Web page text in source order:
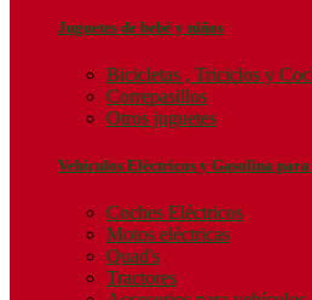
Juguetes de bebé y niños
Bicicletas , Triciclos y
Correpasillos
Otros juguetes
Vehículos Eléctricos y Gasolina para
Coches Eléctricos
Motos eléctricas
Quad's
Tractores